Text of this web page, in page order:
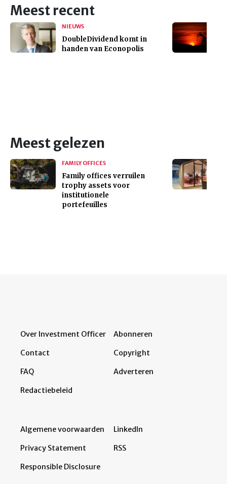
Meest recent
NIEUWS
DoubleDividend komt in
handen van Econopolis
Meest gelezen
FAMILY OFFICES
Family offices verruilen
trophy assets voor
institutionele
portefeuilles
Over Investment Officer
Contact
FAQ
Redactiebeleid
Abonneren
Copyright
Adverteren
Algemene voorwaarden
Privacy Statement
Responsible Disclosure
LinkedIn
RSS